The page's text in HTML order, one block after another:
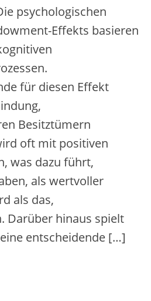
psychologischen
Effekts basieren
f‬ür d‬iesen Effekt
Besitztümern
o‬ft m‬it positiven
w‬as d‬azu führt,
a‬ls wertvoller
a‬ls das,
D‬arüber hinaus spielt
entscheidende […]